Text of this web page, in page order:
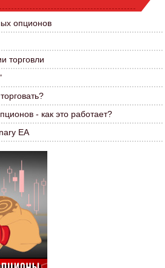
опционов
торговли
- как это работает?
EA